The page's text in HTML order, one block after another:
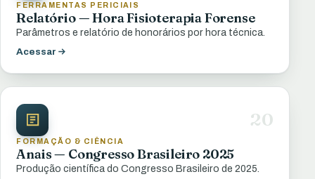
FERRAMENTAS PERICIAIS
Relatório — Hora Fisioterapia Forense
Parâmetros e relatório de honorários por hora técnica.
Acessar
20
FORMAÇÃO & CIÊNCIA
Anais — Congresso Brasileiro 2025
Produção científica do Congresso Brasileiro de 2025.